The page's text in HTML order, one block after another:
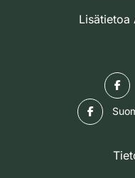
Lisätietoa